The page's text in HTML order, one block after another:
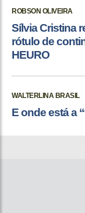
ROBSON OLIVEIRA
Sílvia Cristina
rótulo de
HEURO
WALTERLINA BRASIL
E onde está a